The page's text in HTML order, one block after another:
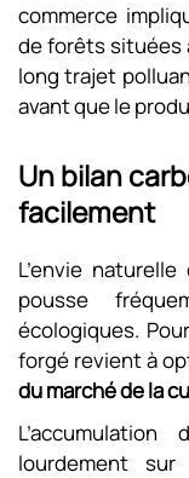
commerce
de forêts situées
long trajet
avant que le
Un bilan
facilement
L’envie
pousse
écologiques.
forgé revient à
du marché de la
lourdement